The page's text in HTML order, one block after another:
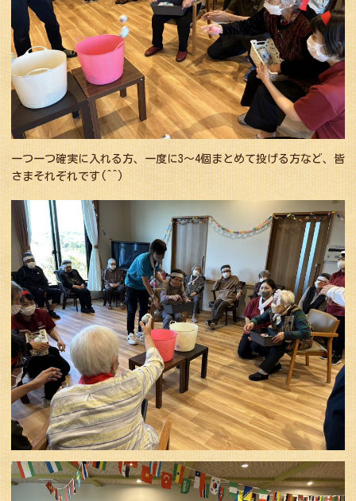
一つ一つ確実に入れる方、一度に3〜4個まとめて投げる方など、皆
さまそれぞれです(^^)